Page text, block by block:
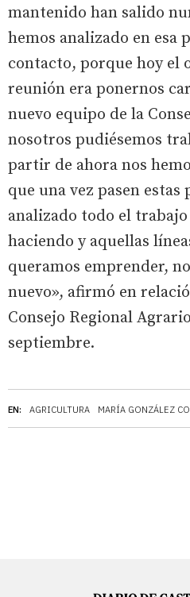
EN: AGRICULTURA MARÍA GONZÁLEZ
mantenido han salido
hemos analizado en esa
contacto, porque hoy el
reunión era ponernos
nuevo equipo de la
nosotros pudiésemos
partir de ahora nos
que una vez pasen estas
analizado todo el trabajo
haciendo y aquellas
queramos emprender,
nuevo», afirmó en
Consejo Regional
septiembre.